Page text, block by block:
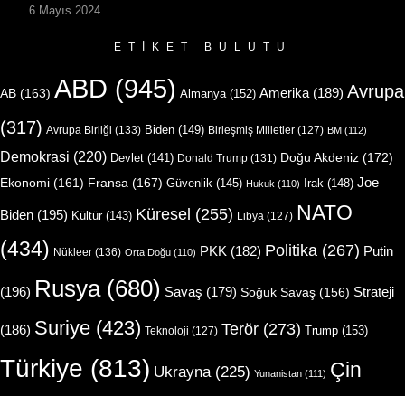
6 Mayıs 2024
ETIKET BULUTU
AB (163) ABD (945) Almanya (152) Amerika (189) Avrupa
(317) Avrupa Birliği (133) Biden (149) Birleşmiş Milletler (127) BM (112)
Demokrasi (220) Devlet (141) Donald Trump (131) Doğu Akdeniz (172)
Ekonomi (161) Fransa (167) Güvenlik (145) Hukuk (110) Irak (148) Joe
Biden (195) Kültür(143) Küresel (255) Libya (127) NATO
(434) Nükleer (136) Orta Doğu (110) PKK (182) Politika (267) Putin
(196) Rusya(680) Savaş (179) Soğuk Savaş (156) Strateji
(186) Suriye (423) Teknoloji (127) Terör (273) Trump (153)
Türkiye (813) Ukrayna (225) Yunanistan (111) Çin